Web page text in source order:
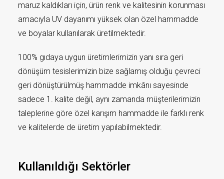
maruz kaldıkları için, ürün renk ve kalitesinin korunması
amacıyla UV dayanımı yüksek olan özel hammadde
ve boyalar kullanılarak üretilmektedir.
100% gıdaya uygun üretimlerimizin yanı sıra geri
dönüşüm tesislerimizin bize sağlamış olduğu çevreci
geri dönüştürülmüş hammadde imkânı sayesinde
sadece 1. kalite değil, aynı zamanda müşterilerimizin
taleplerine göre özel karışım hammadde ile farklı renk
ve kalitelerde de üretim yapılabilmektedir.
Kullanıldığı Sektörler